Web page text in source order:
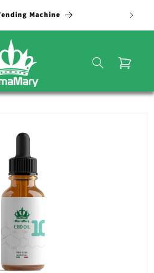
Machine
Carrello